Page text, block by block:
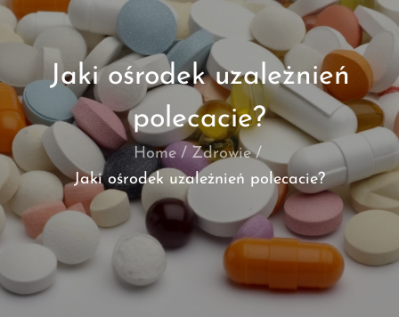
Jaki ośrodek uzależnień
polecacie?
Home
Zdrowie
Jaki ośrodek uzależnień polecacie?